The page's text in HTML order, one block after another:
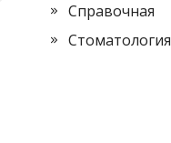
Справочная
Стоматология